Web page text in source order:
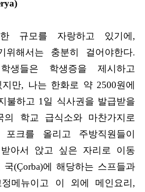
규모를 자랑하고 있기에,
위해서는 충분히 걸어야한다.
생들은 학생증을 제시하고
만, 나는 한화로 약 2500원에
불하고 1일 식사권을 발급받을
의 학교 급식소와 마찬가지로
크를 올리고 주방직원들이
아서 앉고 싶은 자리로 이동
(Çorba)에 해당하는 스프들과
메뉴이고 이 외에 메인요리,